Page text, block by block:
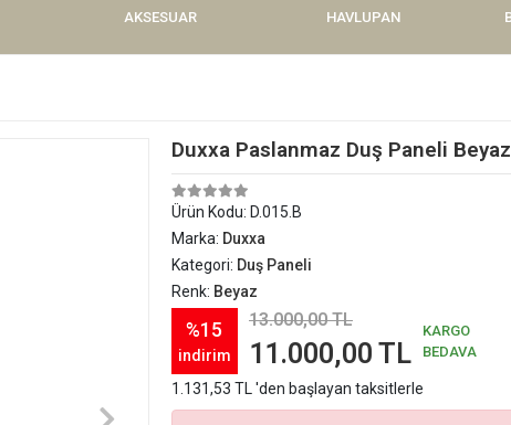
AKSESUAR HAVLUPAN
Duxxa Paslanmaz Duş Paneli Beyaz
Ürün Kodu: D.015.B
Marka: Duxxa
Kategori: Duş Paneli
Renk: Beyaz
%15
indirim
13.000,00 TL
11.000,00 TL
KARGO
BEDAVA
1.131,53 TL 'den başlayan taksitlerle